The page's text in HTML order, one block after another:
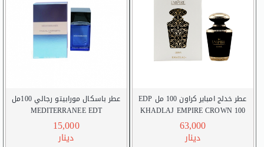
عطر باسكال مورابيتو رجالي 100مل
MEDITERRANEE EDT
MEDITERRANEE EDT 100ml
15,000
دينار
عطر خدلج امباير كراون 100 مل EDP
KHADLAJ EMPIRE CROWN 100
M.L EDP
63,000
دينار